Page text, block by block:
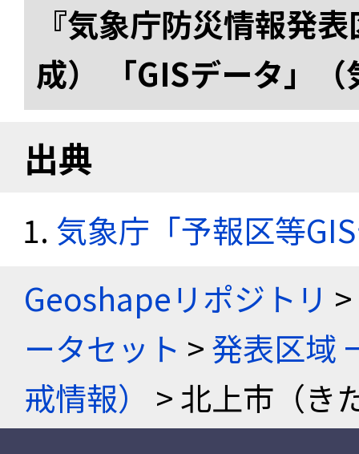
『気象庁防災情報発
成） 「GISデータ」
出典
気象庁「予報区等
Geoshapeリポジトリ >
ータセット >発表区域
戒情報）
> 北上市（き